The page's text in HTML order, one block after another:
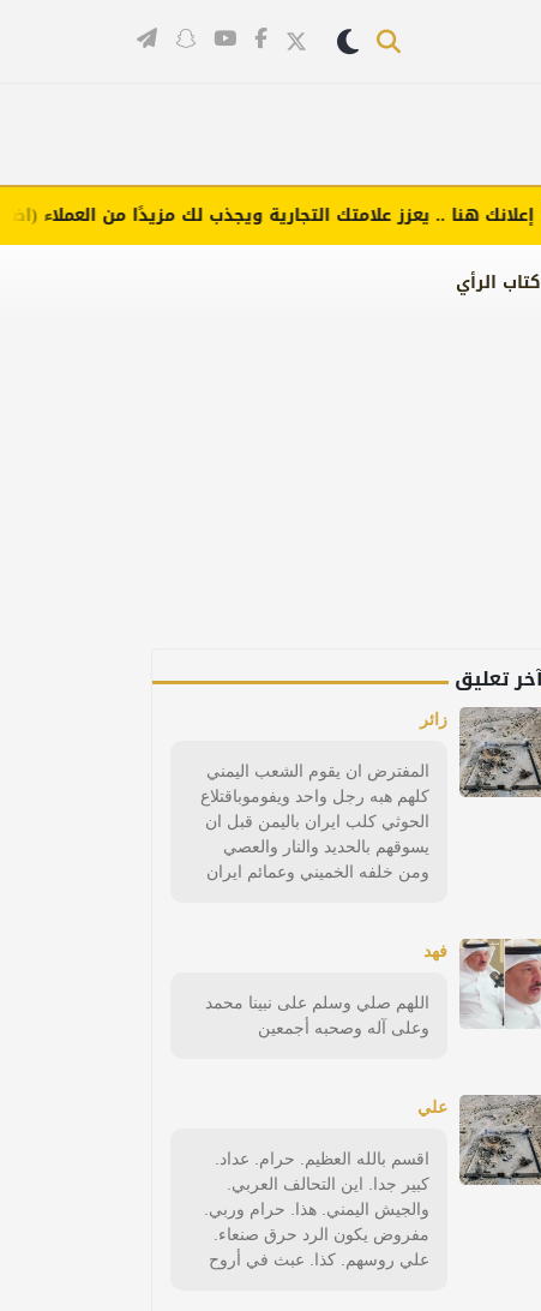
كتاب الرأي
هنا .. يعزز علامتك التجارية ويجذب لك مزيدًا من العملاء (اضغط
تعليق
زائر
المفترض ان يقوم الشعب اليمني
كلهم هبه رجل واحد ويفوموباقتلاع
الحوثي كلب ايران باليمن قبل ان
يسوقهم بالحديد والنار والعصي
ومن خلفه الخميني وعمائم ايران
فهد
اللهم صلي وسلم على نبينا محمد
وعلى آله وصحبه أجمعين
علي
اقسم بالله العظيم. حرام. عداد.
كبير جدا. اين التحالف العربي.
والجيش اليمني. هذا. حرام وربي.
مفروض يكون الرد حرق صنعاء.
علي روسهم. كذا. عبث في أروح